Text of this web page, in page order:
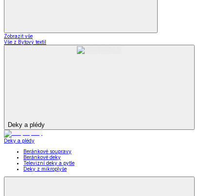
Zobrazit vše
Vše z Bytový textil
Deky a plédy
Deky a plédy
Beránkové soupravy
Beránkové deky
Televizní deky a pytle
Deky z mikroplyše